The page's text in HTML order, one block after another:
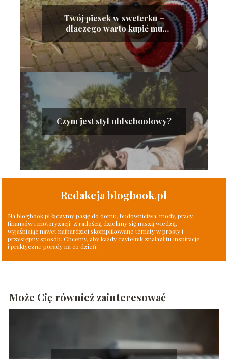
Twój piesek w sweterku –
dlaczego warto kupić mu
ubranko?
Czym jest styl oldschoolowy?
Redakcja blogbook.pl
Na blogbook.pl łączymy pasję do domu, budownictwa, mody, pracy,
finansów i motoryzacji. Z radością dzielimy się naszą wiedzą,
wyjaśniając nawet najbardziej skomplikowane tematy w prosty i
przystępny sposób. Chcemy, aby każdy czytelnik znalazł tu inspiracje
i praktyczne porady na co dzień.
Może Cię również zainteresować